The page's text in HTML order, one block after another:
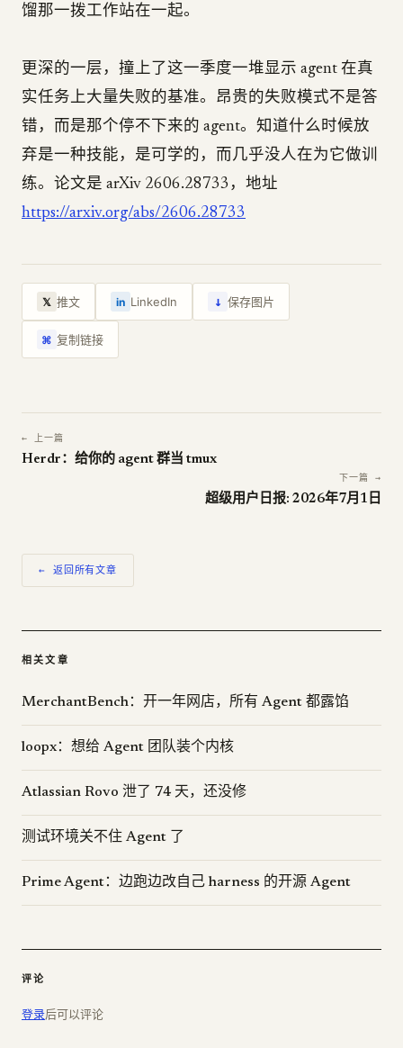
馏那一拨工作站在一起。
更深的一层，撞上了这一季度一堆显示 agent 在真
实任务上大量失败的基准。昂贵的失败模式不是答
错，而是那个停不下来的 agent。知道什么时候放
弃是一种技能，是可学的，而几乎没人在为它做训
练。论文是 arXiv 2606.28733，地址
https://arxiv.org/abs/2606.28733
𝕏 推文 in LinkedIn ↓ 保存图片
⌘ 复制链接
← 上一篇
Herdr：给你的 agent 群当 tmux
下一篇 →
超级用户日报: 2026年7月1日
← 返回所有文章
相关文章
MerchantBench：开一年网店，所有 Agent 都露馅
loopx：想给 Agent 团队装个内核
Atlassian Rovo 泄了 74 天，还没修
测试环境关不住 Agent 了
Prime Agent：边跑边改自己 harness 的开源 Agent
评论
登录后可以评论